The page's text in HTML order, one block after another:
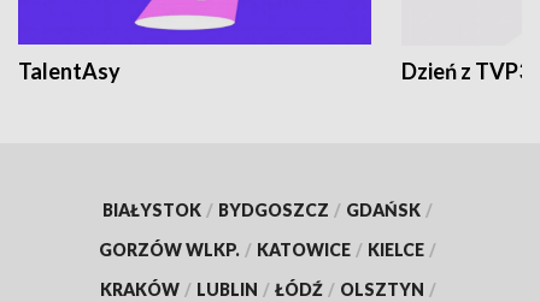
TalentAsy Dzień z TVP3
BIAŁYSTOK / BYDGOSZCZ / GDAŃSK /
GORZÓW WLKP. / KATOWICE / KIELCE /
KRAKÓW / LUBLIN / ŁÓDŹ / OLSZTYN /